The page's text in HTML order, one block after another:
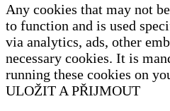
Any cookies that may not
to function and is used
via analytics, ads, other
necessary cookies. It is
running these cookies on
ULOŽIT A PŘIJMOUT